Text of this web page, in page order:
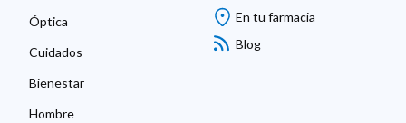
Óptica
Cuidados
Bienestar
Hombre
En tu farmacia
Blog